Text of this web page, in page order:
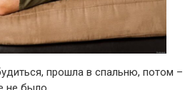
прошла в спальню, потом –